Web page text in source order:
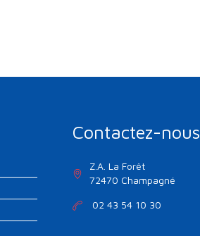
Contactez-nous
Z.A. La Forêt
72470 Champagné
02 43 54 10 30